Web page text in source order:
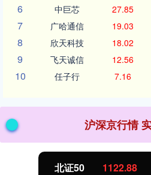
6 中巨芯 27.85
7 广哈通信 19.03
8 欣天科技 18.02
9 飞天诚信 12.56
10 任子行 7.16
沪深京行情
北证50 1122.88